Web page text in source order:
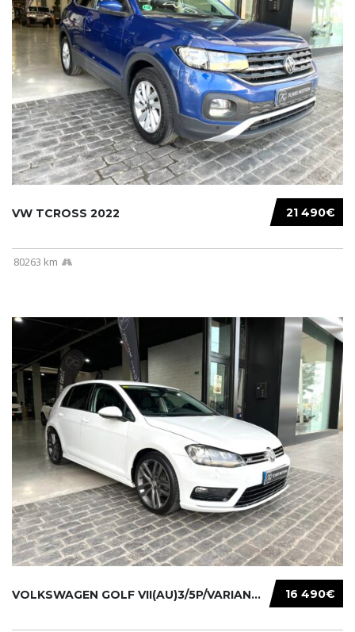
21 490€
VW TCROSS 2022
80263 km
16 490€
VOLKSWAGEN GOLF VII(AU)3/5P/VARIANT(12-16 20...